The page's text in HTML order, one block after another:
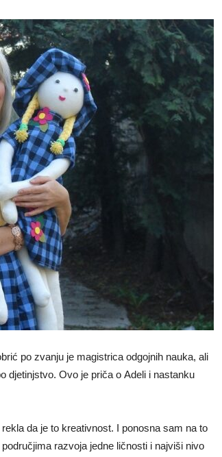
po zvanju je magistrica odgojnih nauka, ali
djetinjstvo. Ovo je priča o Adeli i nastanku
da je to kreativnost. I ponosna sam na to
razvoja jedne ličnosti i najviši nivo